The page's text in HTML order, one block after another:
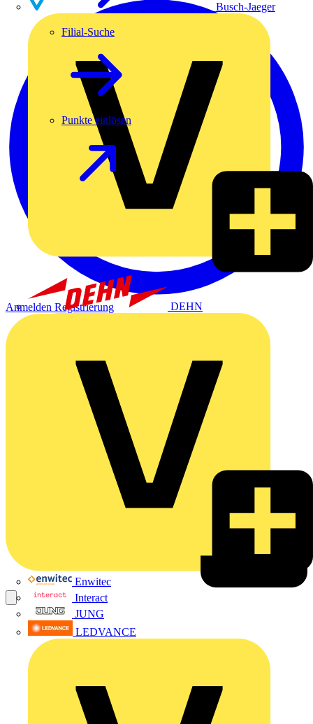
Busch-Jaeger
DEHN
Enwitec
Interact
JUNG
LEDVANCE
Filial-Suche
Punkte einlösen
Anmelden Registrierung